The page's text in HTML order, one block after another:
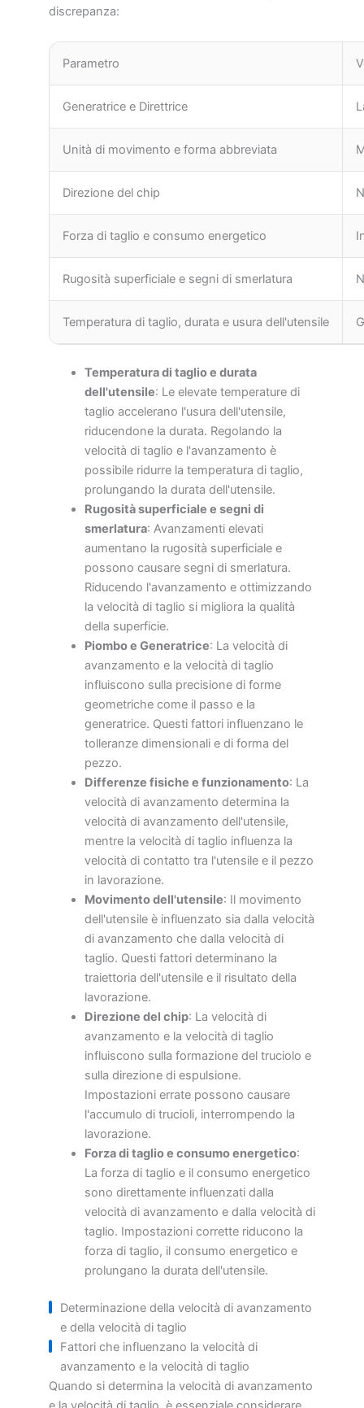
discrepanza:
Parametro
Generatrice e Direttrice
Unità di movimento e forma abbreviata
Direzione del chip
Forza di taglio e consumo energetico
Rugosità superficiale e segni di smerlatura
Temperatura di taglio, durata e usura dell'utensile
Temperatura di taglio e durata
dell'utensile: Le elevate temperature di
taglio accelerano l'usura dell'utensile,
riducendone la durata. Regolando la
velocità di taglio e l'avanzamento è
possibile ridurre la temperatura di taglio,
prolungando la durata dell'utensile.
Rugosità superficiale e segni di
smerlatura: Avanzamenti elevati
aumentano la rugosità superficiale e
possono causare segni di smerlatura.
Riducendo l'avanzamento e ottimizzando
la velocità di taglio si migliora la qualità
della superficie.
Piombo e Generatrice: La velocità di
avanzamento e la velocità di taglio
influiscono sulla precisione di forme
geometriche come il passo e la
generatrice. Questi fattori influenzano le
tolleranze dimensionali e di forma del
pezzo.
Differenze fisiche e funzionamento: La
velocità di avanzamento determina la
velocità di avanzamento dell'utensile,
mentre la velocità di taglio influenza la
velocità di contatto tra l'utensile e il pezzo
in lavorazione.
Movimento dell'utensile: Il movimento
dell'utensile è influenzato sia dalla velocità
di avanzamento che dalla velocità di
taglio. Questi fattori determinano la
traiettoria dell'utensile e il risultato della
lavorazione.
Direzione del chip: La velocità di
avanzamento e la velocità di taglio
influiscono sulla formazione del truciolo e
sulla direzione di espulsione.
Impostazioni errate possono causare
l'accumulo di trucioli, interrompendo la
lavorazione.
Forza di taglio e consumo energetico:
La forza di taglio e il consumo energetico
sono direttamente influenzati dalla
velocità di avanzamento e dalla velocità di
taglio. Impostazioni corrette riducono la
forza di taglio, il consumo energetico e
prolungano la durata dell'utensile.
Determinazione della velocità di avanzamento
e della velocità di taglio
Fattori che influenzano la velocità di
avanzamento e la velocità di taglio
Quando si determina la velocità di avanzamento